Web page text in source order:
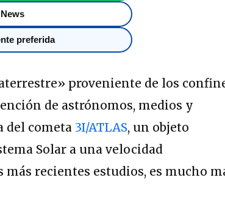
preferida
proveniente de los
de astrónomos, medios y
del cometa3I/ATLAS, un objeto
Solar a una velocidad
recientes estudios, es mucho